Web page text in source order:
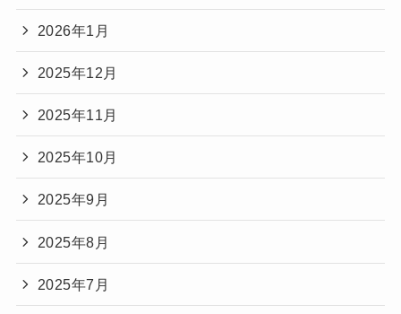
2026年1月
2025年12月
2025年11月
2025年10月
2025年9月
2025年8月
2025年7月